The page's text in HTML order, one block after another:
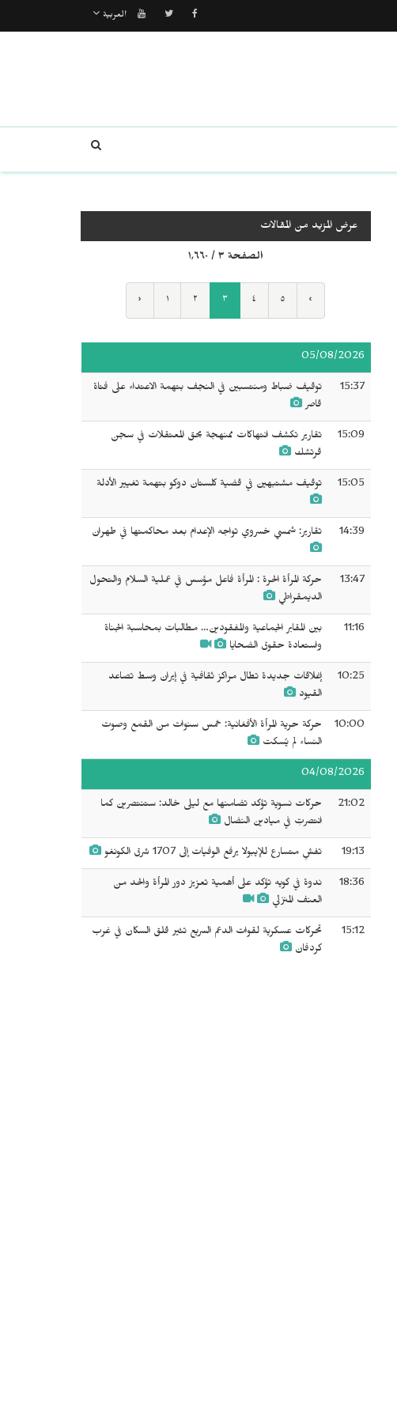
العربية
عرض المزيد من المقالات
الصفحة ٣ / ١٬٦٦٠
‹ ١ ٢ ٣ ٤ ٥ ›
05/08/2026
15:37
توقيف ضباط ومنتسبين في النجف بتهمة الاعتداء على فتاة
قاصر
15:09
تقارير تكشف انتهاكات ممنهجة بحق المعتقلات في سجن
قرتشك
15:05 توقيف مشتبهين في قضية كلستان دوكو بتهمة تغيير الأدلة
14:39 تقارير: شمسي خسروي تواجه الإعدام بعد محاكمتها في طهران
13:47
حركة المرأة الحرة : المرأة فاعل مؤسس في عملية السلام والتحول
الديمقراطي
11:16
بين المقابر الجماعية والمفقودين… مطالبات بمحاسبة الجناة
واستعادة حقوق الضحايا
10:25
إغلاقات جديدة تطال مراكز ثقافية في إيران وسط تصاعد
القيود
10:00
حركة حرية المرأة الأفغانية: خمس سنوات من القمع وصوت
النساء لم يُسكت
04/08/2026
21:02
حركات نسوية تؤكد تضامنها مع ليلى خالد: ستنتصرين كما
انتصرتِ في ميادين النضال
19:13 تفشٍ متسارع للإيبولا يرفع الوفيات إلى 1707 شرق الكونغو
18:36
ندوة في كويه تؤكد على أهمية تعزيز دور المرأة والحد من
العنف المنزلي
15:12
تحركات عسكرية لقوات الدعم السريع تثير قلق السكان في غرب
كردفان